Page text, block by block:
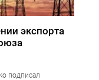
экспорта
подписал